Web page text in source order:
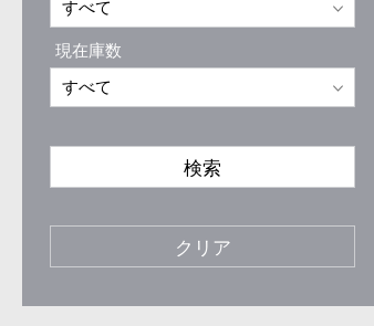
現在庫数
検索